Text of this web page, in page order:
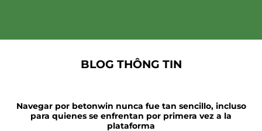
BLOG THÔNG TIN
Navegar por betonwin nunca fue tan sencillo, incluso
para quienes se enfrentan por primera vez a la
plataforma